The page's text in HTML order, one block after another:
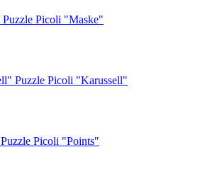
Puzzle Picoli "Maske"
Puzzle Picoli "Karussell"
Puzzle Picoli "Points"